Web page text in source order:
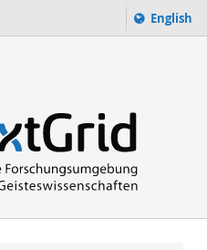
zur Suche
Sprache
English